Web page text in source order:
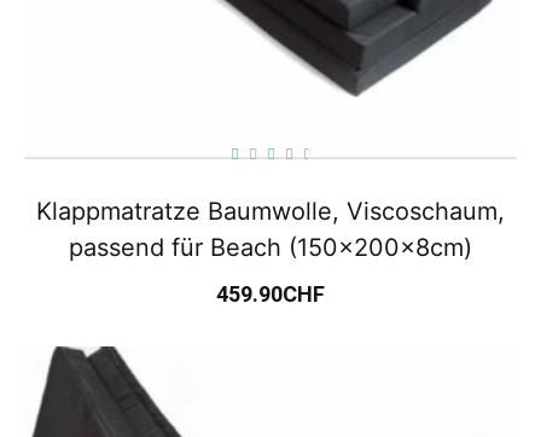
Klappmatratze Baumwolle, Viscoschaum,
passend für Beach (150x200x8cm)
459.90CHF